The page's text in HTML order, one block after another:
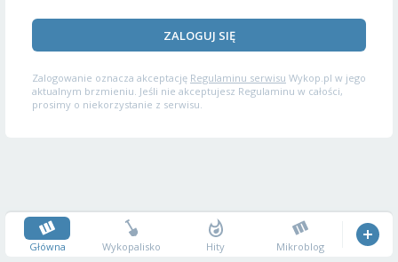
ZALOGUJ SIĘ
Zalogowanie oznacza akceptację Regulaminu serwisu Wykop.pl w jego
aktualnym brzmieniu. Jeśli nie akceptujesz Regulaminu w całości,
prosimy o niekorzystanie z serwisu.
Główna Wykopalisko Hity Mikroblog